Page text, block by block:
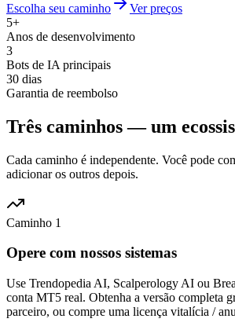
Escolha seu caminho
Ver preços
5+
Anos de desenvolvimento
3
Bots de IA principais
30 dias
Garantia de reembolso
Três caminhos — um
Cada caminho é independente. Você pode
adicionar os outros depois.
Caminho 1
Opere com nossos sistemas
Use Trendopedia AI, Scalperology AI ou
conta MT5 real. Obtenha a versão completa
parceiro, ou compre uma licença vitalícia /